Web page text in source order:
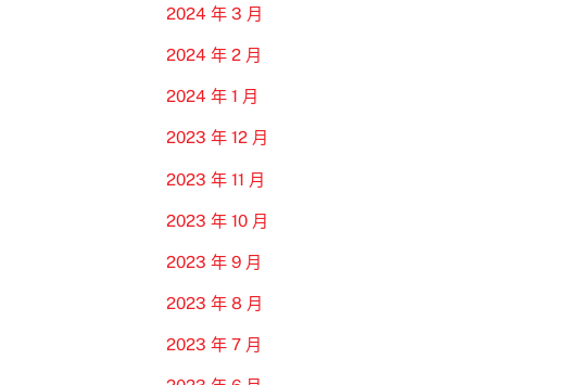
2024 年 3 月
2024 年 2 月
2024 年 1 月
2023 年 12 月
2023 年 11 月
2023 年 10 月
2023 年 9 月
2023 年 8 月
2023 年 7 月